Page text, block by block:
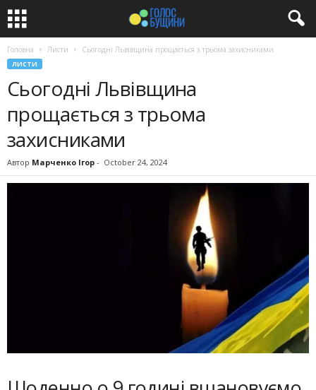
Головна Листи Сьогодні Львівщина прощається з трьома захисниками
ЛИСТИ
Сьогодні Львівщина
прощається з трьома
захисниками
Автор Марченко Ігор - October 24, 2024